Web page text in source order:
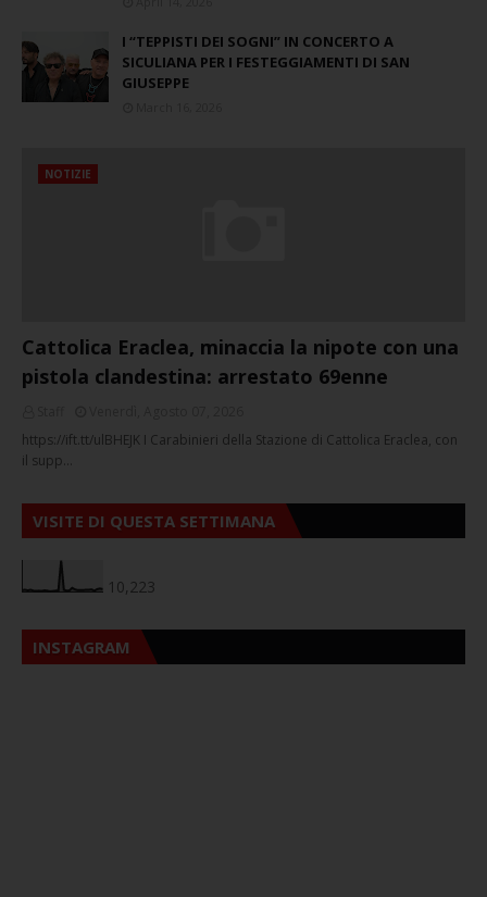
I “TEPPISTI DEI SOGNI” IN CONCERTO A
SICULIANA PER I FESTEGGIAMENTI DI SAN
GIUSEPPE
NOTIZIE
Cattolica Eraclea, minaccia la nipote con una
pistola clandestina: arrestato 69enne
https://ift.tt/ulBHEJK I Carabinieri della Stazione di Cattolica Eraclea, con
il supp…
VISITE DI QUESTA SETTIMANA
10,223
INSTAGRAM